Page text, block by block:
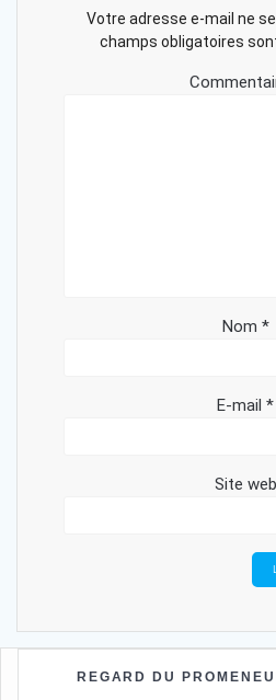
Votre adresse e-mail ne
champs obligatoires
Nom *
E-mail *
Site web
REGARD DU